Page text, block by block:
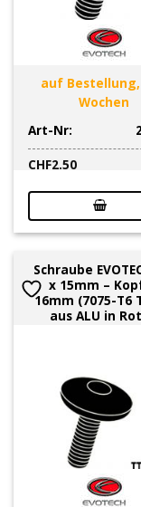
auf Bestellung,
Wochen
Art-Nr:
CHF2.50
Schraube
x 15mm –
16mm (7075-T6
aus ALU in